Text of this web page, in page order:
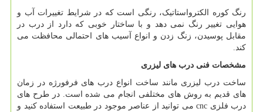
رنگ کوره الکترواستاتیک، رنگی است که در شرایط تغییرات آب و
هوایی تغییر رنگ نمی دهد و با ساختار خوبی که دارد از درب در
مقابل پوسیدن، زنگ زدن و انواع آسیب های احتمالی محافظت می
کند.
مشخصات فنی درب های لیزری
ساخت درب لیزری مانند ساخت انواع درب های فرفورژه در زمان
های قدیم به روش های مختلفی انجام می شده است. در طرح های
درب فلزی cnc می توانید از عناصر موجود در طبیعت استفاده کنید و